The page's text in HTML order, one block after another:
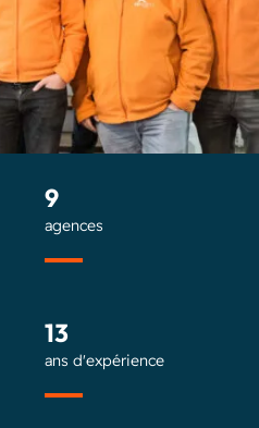
9
agences
13
ans d'expérience